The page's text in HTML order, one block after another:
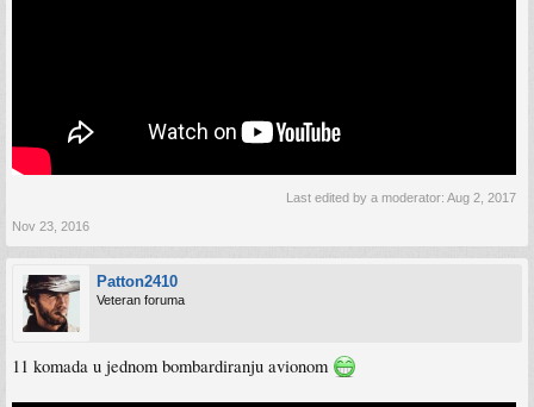
Last edited by a moderator: Aug 2, 2017
Nov 23, 2016
Patton2410
Veteran foruma
11 komada u jednom bombardiranju avionom